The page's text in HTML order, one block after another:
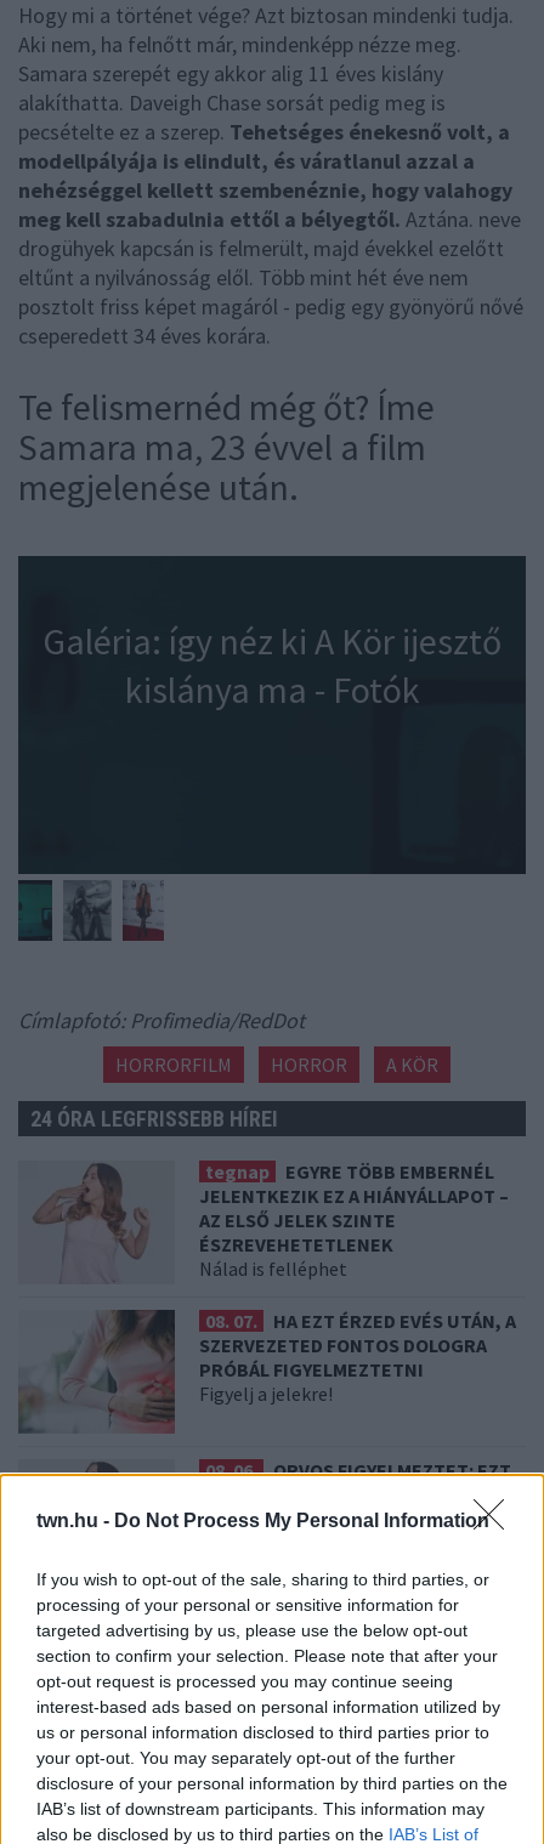
twn.hu - Do Not Process My Personal Information
If you wish to opt-out of the sale, sharing to third parties, or
processing of your personal or sensitive information for
targeted advertising by us, please use the below opt-out
section to confirm your selection. Please note that after your
opt-out request is processed you may continue seeing
interest-based ads based on personal information utilized by
us or personal information disclosed to third parties prior to
your opt-out. You may separately opt-out of the further
disclosure of your personal information by third parties on the
IAB’s list of downstream participants. This information may
also be disclosed by us to third parties on the IAB’s List of
Hogy mi a történet vége? Azt biztosan mindenki tudja.
Aki nem, ha felnőtt már, mindenképp nézze meg.
Samara szerepét egy akkor alig 11 éves kislány
alakíthatta. Daveigh Chase sorsát pedig meg is
pecsételte ez a szerep. Tehetséges énekesnő volt, a
modellpályája is elindult, és váratlanul azzal a
nehézséggel kellett szembenéznie, hogy valahogy
meg kell szabadulnia ettől a bélyegtől. Aztána. neve
drogühyek kapcsán is felmerült, majd évekkel ezelőtt
eltűnt a nyilvánosság elől. Több mint hét éve nem
posztolt friss képet magáról - pedig egy gyönyörű nővé
cseperedett 34 éves korára.
Te felismernéd még őt? Íme
Samara ma, 23 évvel a film
megjelenése után.
Galéria: így néz ki A Kör ijesztő
kislánya ma - Fotók
Címlapfotó: Profimedia/RedDot
HORRORFILM HORROR A KÖR
24 ÓRA LEGFRISSEBB HÍREI
tegnap
EGYRE TÖBB EMBERNÉL
JELENTKEZIK EZ A HIÁNYÁLLAPOT –
AZ ELSŐ JELEK SZINTE
ÉSZREVEHETETLENEK
Nálad is felléphet
08. 07.
HA EZT ÉRZED EVÉS UTÁN, A
SZERVEZETED FONTOS DOLOGRA
PRÓBÁL FIGYELMEZTETNI
Figyelj a jelekre!
08. 06.
ORVOS FIGYELMEZTET: EZT
SÖPÖRD A SZŐNYEG ALÁ
08. 05.
EZÉRT PÁRÁSODIK BE
ÁLLANDÓAN AZ ABLAK – EGYSZERŰBB
A MEGOLDÁS, MINT GONDOLNÁD
Villámgyors megoldás
08. 04.
NEM ECETTEL ÉS NEM SZÓDABIKARBÓNÁVAL:
EZZEL LESZ ÚJRA CSILLOGÓ A VÍZKÖVES CSAP
A legjobb trükk